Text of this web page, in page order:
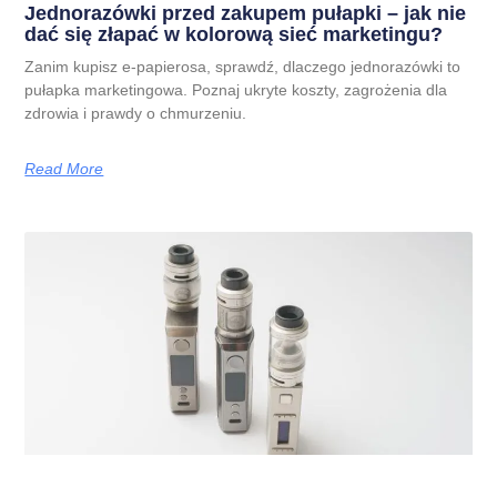
Jednorazówki przed zakupem pułapki – jak nie
dać się złapać w kolorową sieć marketingu?
Zanim kupisz e-papierosa, sprawdź, dlaczego jednorazówki to
pułapka marketingowa. Poznaj ukryte koszty, zagrożenia dla
zdrowia i prawdy o chmurzeniu.
Read More